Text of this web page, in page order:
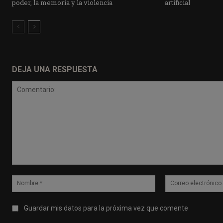
poder, la memoria y la violencia
artificial
DEJA UNA RESPUESTA
Nombre:*
Guardar mis datos para la próxima vez que comente